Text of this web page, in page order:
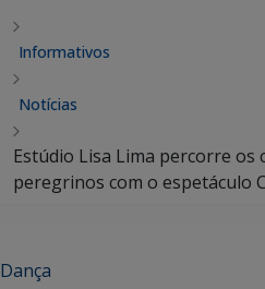
Informativos
Notícias
Estúdio Lisa Lima percorre os
peregrinos com o espetáculo
Dança